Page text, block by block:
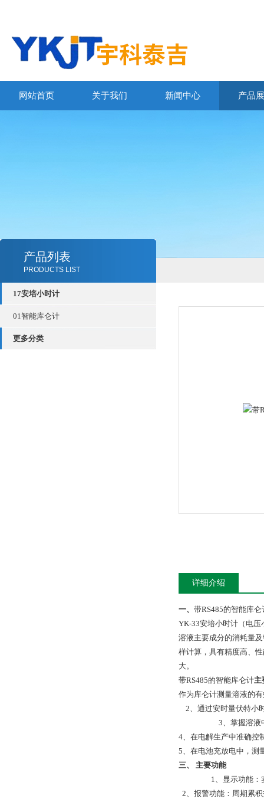
网站首页 关于我们 新闻中心 产品
产品列表
PRODUCTS LIST
17安培小时计
01智能库仑计
更多分类
详细介绍
一、 带RS485的智能库仑
YK-33安培小时计（电
溶液主要成分的消耗量
样计算，具有精度高、
大。
带RS485的智能库仑计主
作为库仑计测量溶液的
2、通过安时量伏特小
3、掌握溶液
4、在电解生产中准确控
5、在电池充放电中，测
三、
主要功能
1、显示功能
2、报警功能：周期累